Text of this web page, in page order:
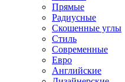
Прямые
Радиусные
Скошенные углы
Стиль
Современные
Евро
Английские